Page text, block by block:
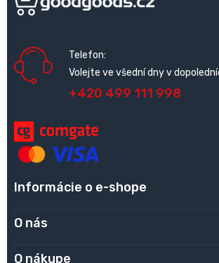
Telefon:
Volejte ve všední dny v
+420 499 111 998
Informácie o e-shope
O nás
O nákupe